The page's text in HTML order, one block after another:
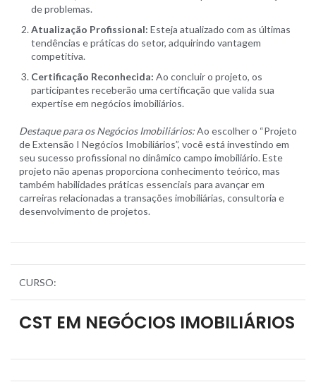
de problemas.
Atualização Profissional: Esteja atualizado com as últimas
tendências e práticas do setor, adquirindo vantagem
competitiva.
Certificação Reconhecida: Ao concluir o projeto, os
participantes receberão uma certificação que valida sua
expertise em negócios imobiliários.
Destaque para os Negócios Imobiliários:Ao escolher o “Projeto
de Extensão I Negócios Imobiliários”, você está investindo em
seu sucesso profissional no dinâmico campo imobiliário. Este
projeto não apenas proporciona conhecimento teórico, mas
também habilidades práticas essenciais para avançar em
carreiras relacionadas a transações imobiliárias, consultoria e
desenvolvimento de projetos.
CURSO:
CST EM NEGÓCIOS IMOBILIÁRIOS